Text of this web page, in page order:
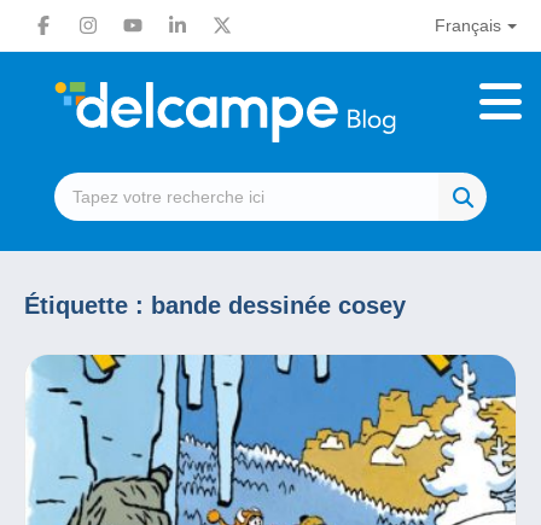
Français
Étiquette : bande dessinée cosey